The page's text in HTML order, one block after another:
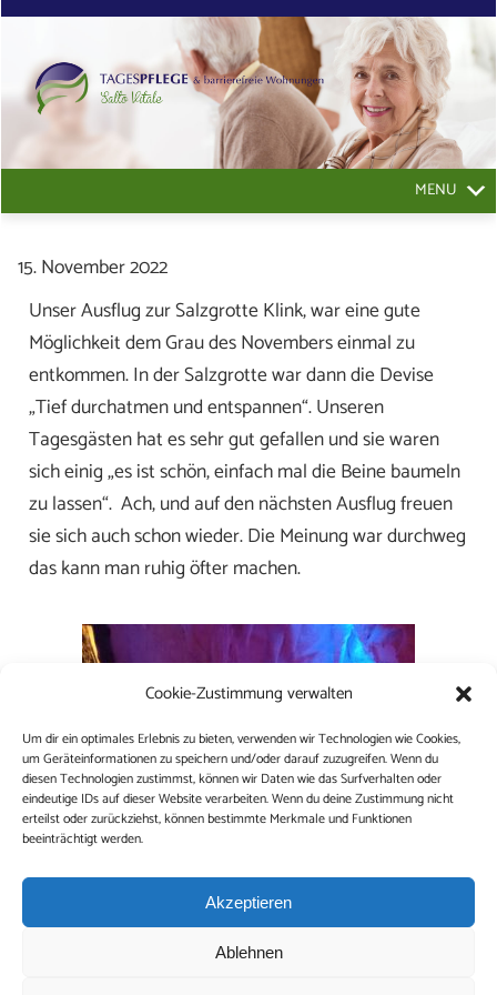
Cookie-Zustimmung verwalten
Um dir ein optimales Erlebnis zu bieten, verwenden wir Technologien wie Cookies,
um Geräteinformationen zu speichern und/oder darauf zuzugreifen. Wenn du
diesen Technologien zustimmst, können wir Daten wie das Surfverhalten oder
eindeutige IDs auf dieser Website verarbeiten. Wenn du deine Zustimmung nicht
erteilst oder zurückziehst, können bestimmte Merkmale und Funktionen
beeinträchtigt werden.
Akzeptieren
Ablehnen
MENU
15. November 2022
Unser Ausflug zur Salzgrotte Klink, war eine gute
Möglichkeit dem Grau des Novembers einmal zu
entkommen. In der Salzgrotte war dann die Devise
„Tief durchatmen und entspannen“. Unseren
Tagesgästen hat es sehr gut gefallen und sie waren
sich einig „es ist schön, einfach mal die Beine baumeln
zu lassen“. Ach, und auf den nächsten Ausflug freuen
sie sich auch schon wieder. Die Meinung war durchweg
das kann man ruhig öfter machen.